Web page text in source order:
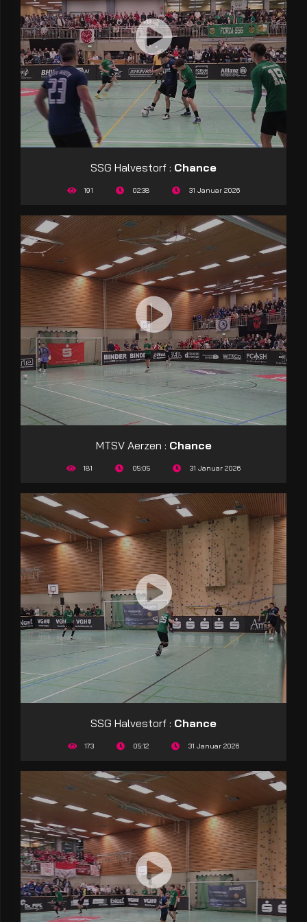
SSG Halvestorf : Chance
191 02:38 31 Januar 2026
MTSV Aerzen : Chance
181 05:05 31 Januar 2026
SSG Halvestorf : Chance
173 05:12 31 Januar 2026